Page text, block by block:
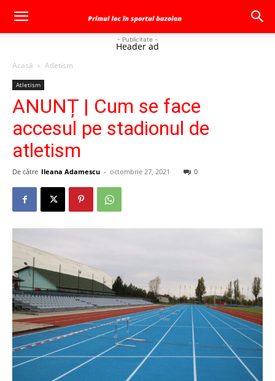
- Publicitate -
Header ad
Acasă Atletism
Atletism
ANUNȚ | Cum se face
accesul pe stadionul de
atletism
De către Ileana Adamescu - octombrie 27, 2021 0